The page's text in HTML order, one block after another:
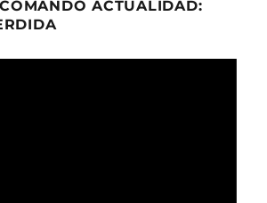
ACTUALIDAD: